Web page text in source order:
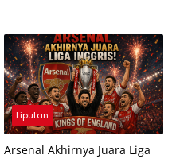
Liputan
Arsenal Akhirnya Juara Liga